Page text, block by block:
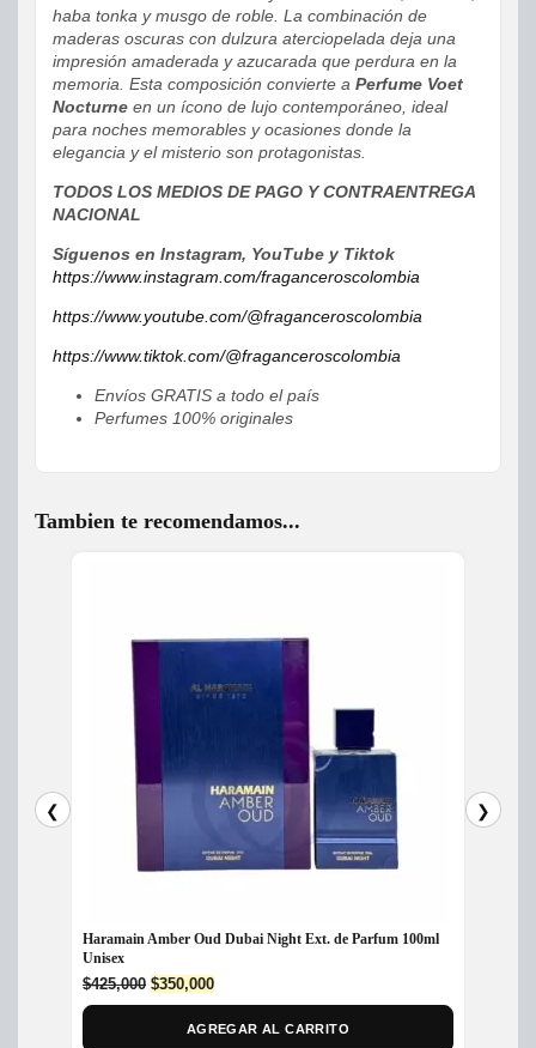
haba tonka y musgo de roble. La combinación de
maderas oscuras con dulzura aterciopelada deja una
impresión amaderada y azucarada que perdura en la
memoria. Esta composición convierte a Perfume Voet
Nocturne en un ícono de lujo contemporáneo, ideal
para noches memorables y ocasiones donde la
elegancia y el misterio son protagonistas.
TODOS LOS MEDIOS DE PAGO Y CONTRAENTREGA
NACIONAL
Síguenos en Instagram, YouTube y Tiktok
https://www.instagram.com/fraganceroscolombia
https://www.youtube.com/@fraganceroscolombia
https://www.tiktok.com/@fraganceroscolombia
Envíos GRATIS a todo el país
Perfumes 100% originales
Tambien te recomendamos...
❮
Haramain Amber Oud Dubai Night Ext. de Parfum 100ml
Unisex
$425,000 Original
price
$350,000Current
price
is:
AGREGAR AL CARRITO
❯